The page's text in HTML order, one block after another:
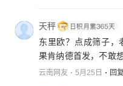
天秤
东里欧？点成筛子，
果肯纳德首发，不敢
云南网友 5月25日 回复